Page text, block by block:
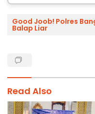
Good Joob! Polres
Balap Liar
Read Also